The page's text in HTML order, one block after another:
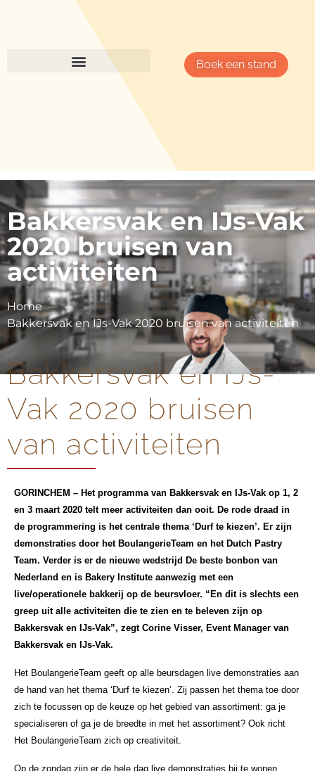
Boek een stand
Bakkersvak en IJs-Vak
2020 bruisen van
activiteiten
Home
Bakkersvak en IJs-Vak 2020 bruisen van activiteiten
Bakkersvak en IJs-
Vak 2020 bruisen
van activiteiten
GORINCHEM – Het programma van Bakkersvak en IJs-Vak op 1, 2
en 3 maart 2020 telt meer activiteiten dan ooit. De rode draad in
de programmering is het centrale thema ‘Durf te kiezen’. Er zijn
demonstraties door het BoulangerieTeam en het Dutch Pastry
Team. Verder is er de nieuwe wedstrijd De beste bonbon van
Nederland en is Bakery Institute aanwezig met een
live/operationele bakkerij op de beursvloer. “En dit is slechts een
greep uit alle activiteiten die te zien en te beleven zijn op
Bakkersvak en IJs-Vak”, zegt Corine Visser, Event Manager van
Bakkersvak en IJs-Vak.
Het BoulangerieTeam geeft op alle beursdagen live demonstraties aan
de hand van het thema ‘Durf te kiezen’. Zij passen het thema toe door
zich te focussen op de keuze op het gebied van assortiment: ga je
specialiseren of ga je de breedte in met het assortiment? Ook richt
Het BoulangerieTeam zich op creativiteit.
Op de zondag zijn er de hele dag live demonstraties bij te wonen,